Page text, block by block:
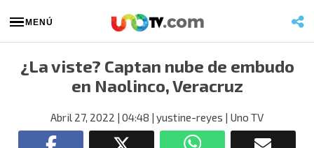
MENÚ
¿La viste? Captan nube de embudo
en Naolinco, Veracruz
Abril 27, 2022 | 04:48 | yustine-reyes | Uno TV